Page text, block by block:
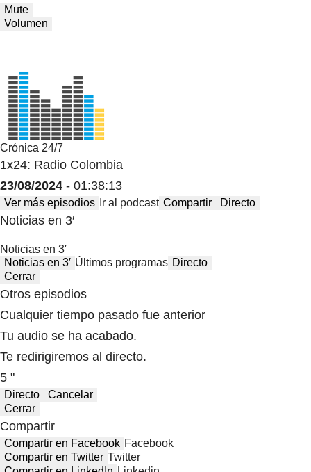
Mute
Volumen
Crónica 24/7
1x24: Radio Colombia
23/08/2024 - 01:38:13
Ver más episodios Ir al podcast Compartir Directo
Noticias en 3′
Noticias en 3′
Noticias en 3′ Últimos programas Directo
Cerrar
Otros episodios
Cualquier tiempo pasado fue anterior
Tu audio se ha acabado.
Te redirigiremos al directo.
5 "
Directo
Cancelar
Cerrar
Compartir
Compartir en Facebook Facebook
Compartir en Twitter Twitter